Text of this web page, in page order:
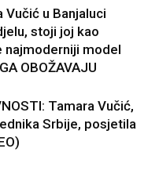
Vučić u Banjaluci
stoji joj kao
najmoderniji model
OBOŽAVAJU
Tamara Vučić,
Srbije, posjetila